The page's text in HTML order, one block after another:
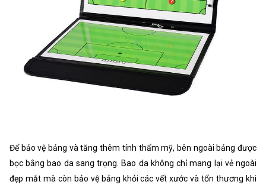
Để bảo vệ bảng và tăng thêm tính thẩm mỹ, bên ngoài bảng được
bọc bằng bao da sang trọng. Bao da không chỉ mang lại vẻ ngoài
đẹp mắt mà còn bảo vệ bảng khỏi các vết xước và tổn thương khi